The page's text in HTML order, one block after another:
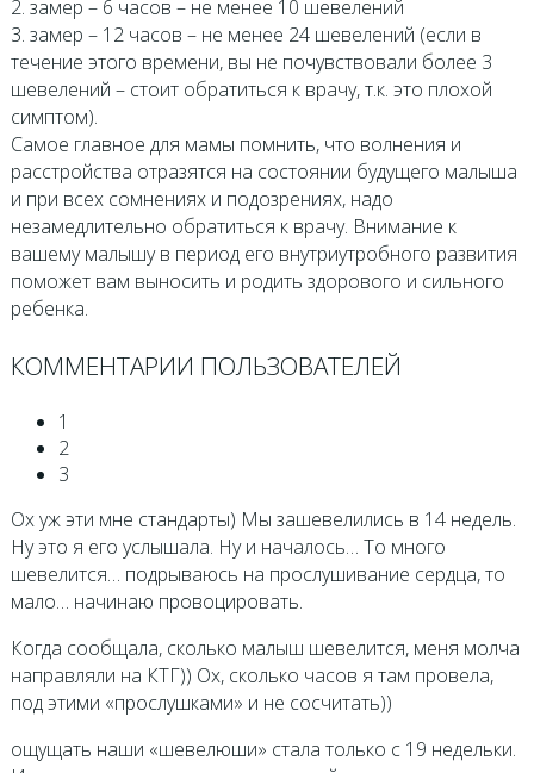
2. замер – 6 часов – не менее 10 шевелений
3. замер – 12 часов – не менее 24 шевелений (если в
течение этого времени, вы не почувствовали более 3
шевелений – стоит обратиться к врачу, т.к. это плохой
симптом).
Самое главное для мамы помнить, что волнения и
расстройства отразятся на состоянии будущего малыша
и при всех сомнениях и подозрениях, надо
незамедлительно обратиться к врачу. Внимание к
вашему малышу в период его внутриутробного развития
поможет вам выносить и родить здорового и сильного
ребенка.
КОММЕНТАРИИ ПОЛЬЗОВАТЕЛЕЙ
1
2
3
Ох уж эти мне стандарты) Мы зашевелились в 14 недель.
Ну это я его услышала. Ну и началось… То много
шевелится… подрываюсь на прослушивание сердца, то
мало… начинаю провоцировать.
Когда сообщала, сколько малыш шевелится, меня молча
направляли на КТГ)) Ох, сколько часов я там провела,
под этими «прослушками» и не сосчитать))
ощущать наши «шевелюши» стала только с 19 недельки.